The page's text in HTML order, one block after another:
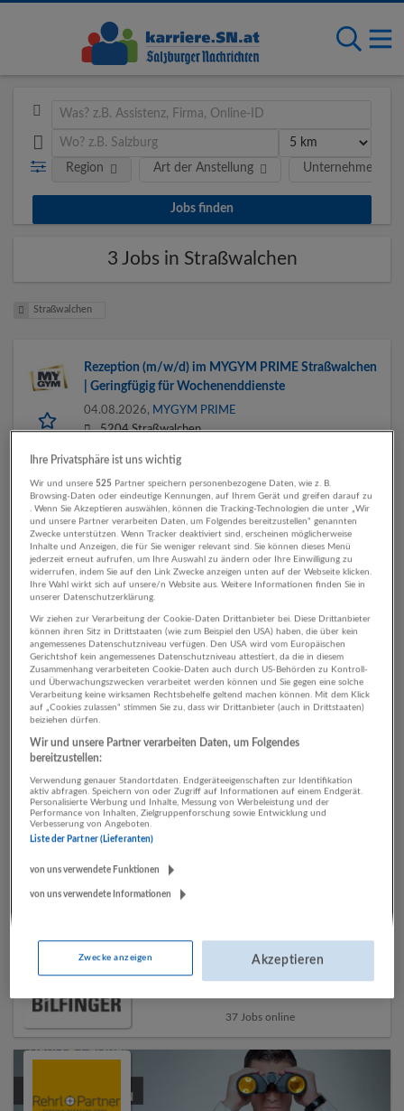
Art der Anstellung Unternehmen
Region
3 Jobs in Straßwalchen
Straßwalchen
Rezeption (m/w/d) im MYGYM PRIME Straßwalchen
| Geringfügig für Wochenenddienste
04.08.2026, MYGYM PRIME
5204 Straßwalchen
(Fach-) Betreuer:in für den Wohnverbund
Straßwalchen
23.07.2026,Lebenshilfe Salzburg gGmbH
5204 Straßwalchen
Betreuer:in für den Wohnverbund Straßwalchen
23.07.2026,Lebenshilfe Salzburg gGmbH
5204 Straßwalchen
Automatisch neue Jobs per E-Mail erhalten?
Jetzt Suchagent aktivieren!
37 Jobs online
Ihre Privatsphäre ist uns wichtig
Wir und unsere525 Partner speichern personenbezogene Daten, wie z. B.
Browsing-Daten oder eindeutige Kennungen, auf Ihrem Gerät und greifen darauf zu
. Wenn Sie Akzeptieren auswählen, können die Tracking-Technologien die unter „Wir
und unsere Partner verarbeiten Daten, um Folgendes bereitzustellen“ genannten
Zwecke unterstützen. Wenn Tracker deaktiviert sind, erscheinen möglicherweise
Inhalte und Anzeigen, die für Sie weniger relevant sind. Sie können dieses Menü
jederzeit erneut aufrufen, um Ihre Auswahl zu ändern oder Ihre Einwilligung zu
widerrufen, indem Sie auf den Link Zwecke anzeigen unten auf der Webseite klicken.
Ihre Wahl wirkt sich auf unsere/n Website aus. Weitere Informationen finden Sie in
unserer Datenschutzerklärung.
Wir ziehen zur Verarbeitung der Cookie-Daten Drittanbieter bei. Diese Drittanbieter
können ihren Sitz in Drittstaaten (wie zum Beispiel den USA) haben, die über kein
angemessenes Datenschutzniveau verfügen. Den USA wird vom Europäischen
Gerichtshof kein angemessenes Datenschutzniveau attestiert, da die in diesem
Zusammenhang verarbeiteten Cookie-Daten auch durch US-Behörden zu Kontroll-
und Überwachungszwecken verarbeitet werden können und Sie gegen eine solche
Verarbeitung keine wirksamen Rechtsbehelfe geltend machen können. Mit dem Klick
auf „Cookies zulassen“ stimmen Sie zu, dass wir Drittanbieter (auch in Drittstaaten)
beiziehen dürfen.
Wir und unsere Partner verarbeiten Daten, um Folgendes
bereitzustellen:
Verwendung genauer Standortdaten. Endgeräteeigenschaften zur Identifikation
aktiv abfragen. Speichern von oder Zugriff auf Informationen auf einem Endgerät.
Personalisierte Werbung und Inhalte, Messung von Werbeleistung und der
Performance von Inhalten, Zielgruppenforschung sowie Entwicklung und
Verbesserung von Angeboten.
Liste der Partner (Lieferanten)
von uns verwendete Funktionen
von uns verwendete Informationen
Zwecke anzeigen Akzeptieren